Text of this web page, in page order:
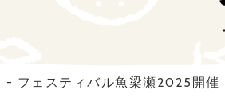
- フェスティバル魚梁瀬2025開催